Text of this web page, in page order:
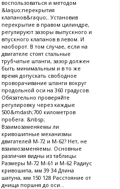
воспользоваться и методом
&laquo;перекрытия
клапанов&raquo;. Установив
перекрытие в правом цилиндре,
регулируют зазоры выпускного и
впускного клапанов в левом. И
наоборот. В том случае, если на
двигателе стоят стальные
трубчатые штанги, зазор должен
быть минимальным и в то же
время допускать свободное
проворачивание штанги вокруг
продольной оси на 360 градусов.
Обязательно проверяйте
регулировку через каждые
500&mdash;700 километров
пробега. &nbsp;
Взаимозаменяемы ли
кривошипные механизмы
двигателей М-72 и М-62? Нет, не
взаимозаменяемы. Основные
различия видны из таблицы:
Размеры М-72 М-61 и М-62 Радиус
кривошипа, мм 39 34 Длина
шатуна, мм 150 128 Расстояние от
днища поршня до оси...